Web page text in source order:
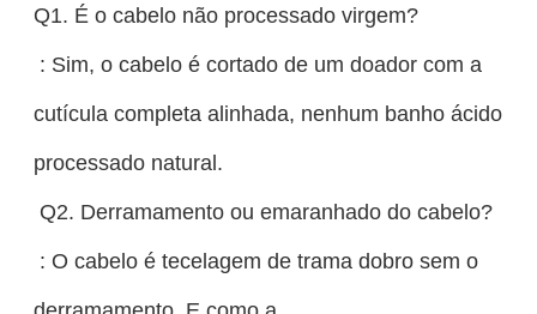
Q1. É o cabelo não processado virgem?
: Sim, o cabelo é cortado de um doador com a
cutícula completa alinhada, nenhum banho ácido,
processado natural.
Q2. Derramamento ou emaranhado do cabelo?
: O cabelo é tecelagem de trama dobro sem o